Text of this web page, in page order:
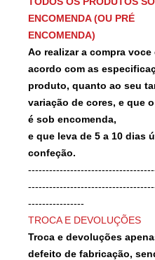
ENCOMENDA (OU PRÉ
ENCOMENDA)
Ao realizar a compra voce
acordo com as
produto, quanto ao seu
variação de cores, e que
é sob encomenda,
e que leva de 5 a 10 dias
confeção.
----------------
TROCA E DEVOLUÇÕES
Troca e devoluções
defeito de fabricação,